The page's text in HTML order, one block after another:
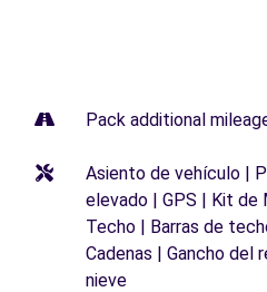
Pack additional
Asiento de vehículo |
elevado | GPS | Kit de
Techo | Barras de
Cadenas | Gancho del
nieve